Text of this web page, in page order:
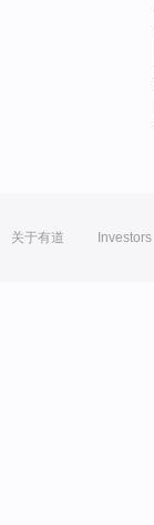
关于有道 Investors